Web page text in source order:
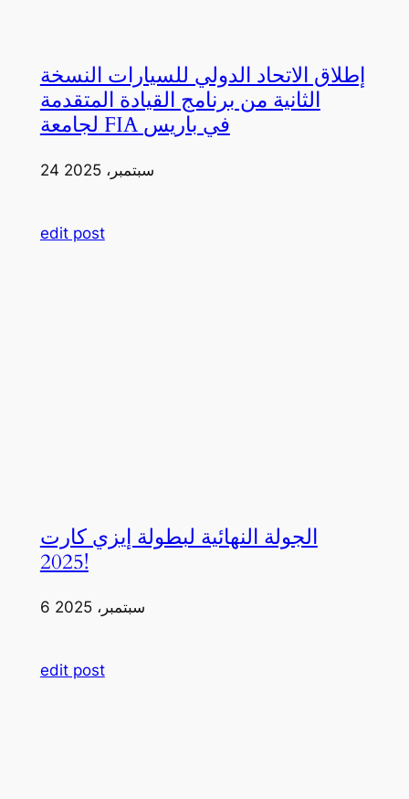
إطلاق الاتحاد الدولي للسيارات النسخة
الثانية من برنامج القيادة المتقدمة
لجامعة FIA في باريس
24 سبتمبر، 2025
edit post
الجولة النهائية لبطولة إيزي كارت
2025!
6 سبتمبر، 2025
edit post